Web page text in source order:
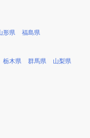
形県 福島県
栃木県 群馬県 山梨県